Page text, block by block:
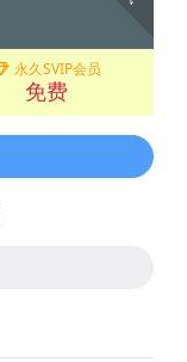
永久SVIP会员
免费